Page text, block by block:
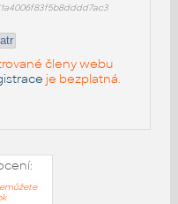
členy webu
je bezplatná.